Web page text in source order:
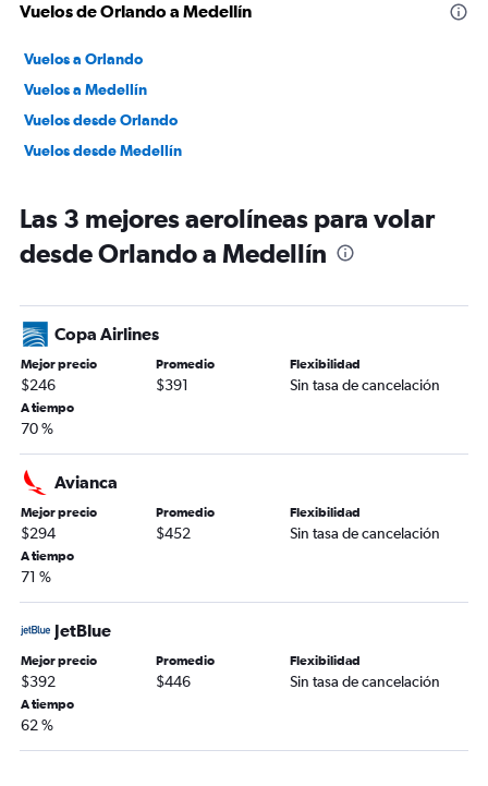
Vuelos de Orlando a Medellín
Vuelos a Orlando
Vuelos a Medellín
Vuelos desde Orlando
Vuelos desde Medellín
Las 3 mejores aerolíneas para volar
desde Orlando a Medellín
Copa Airlines
Mejor precio
$246
Promedio
$391
Flexibilidad
Sin tasa de cancelación
A tiempo
70 %
Avianca
Mejor precio
$294
Promedio
$452
Flexibilidad
Sin tasa de cancelación
A tiempo
71 %
JetBlue
Mejor precio
$392
Promedio
$446
Flexibilidad
Sin tasa de cancelación
A tiempo
62 %